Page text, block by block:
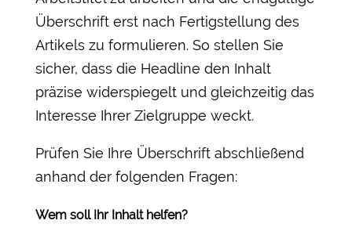
Überschrift erst nach Fertigstellung des
Artikels zu formulieren. So stellen Sie
sicher, dass die Headline den Inhalt
präzise widerspiegelt und gleichzeitig das
Interesse Ihrer Zielgruppe weckt.
Prüfen Sie Ihre Überschrift abschließend
anhand der folgenden Fragen:
Wem soll Ihr Inhalt helfen?